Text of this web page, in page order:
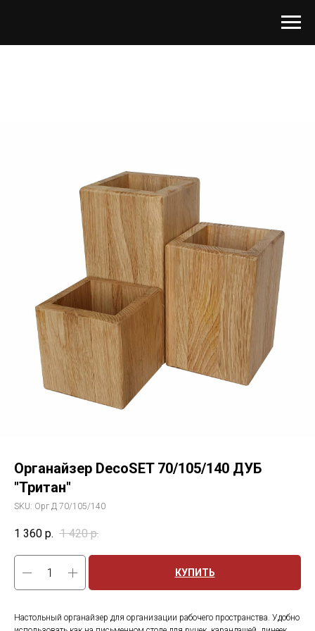
Органайзер DecoSET 70/105/140 ДУБ
"Тритан"
SKU: Орг Д 70/105/140
1 360 р. 1 420 р.
КУПИТЬ
Настольный органайзер для организации рабочего пространства. Удобно